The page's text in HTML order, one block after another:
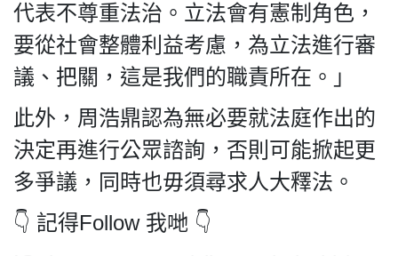
代表不尊重法治。立法會有憲制角色，
要從社會整體利益考慮，為立法進行審
議、把關，這是我們的職責所在。」​
此外，周浩鼎認為無必要就法庭作出的
決定再進行公眾諮詢，否則可能掀起更
多爭議，同時也毋須尋求人大釋法。
👇 記得Follow 我哋 👇